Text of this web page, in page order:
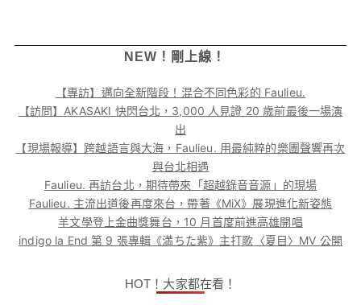
NEW！剛上線！
【專訪】邁向全新階段！混合不同色彩的 Faulieu.
【訪問】AKASAKI 快閃台北，3,000 人見證 20 歲前最後一場演
出
【現場報導】跨越語言與大海，Faulieu. 用最純粹的樂團聲響再次
與台北相遇
Faulieu. 再訪台北，期待帶來「超越錄音音源」的現場
Faulieu. 主流出道後再度來台，帶著《MiX》展現進化新姿態
羊文學登上金曲獎舞台，10 月首度前進高雄開唱
indigo la End 第 9 張專輯《満ちた紫》主打歌〈夏目〉MV 公開
HOT！大家都在看！